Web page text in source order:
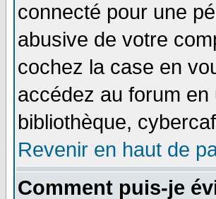
connecté pour une
abusive de votre
cochez la case en
accédez au forum
bibliothèque,
Revenir en haut de
Comment puis-je